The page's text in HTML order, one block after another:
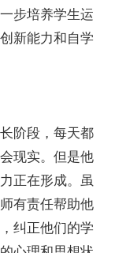
步培养学生运
新能力和自学
阶段，每天都
现实。但是他
正在形成。虽
有责任帮助他
纠正他们的学